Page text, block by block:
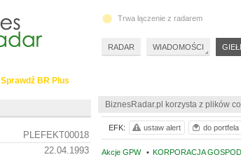
BiznesRadar.pl korzysta z plików
Akcje GPW • KORPORACJA
EFK: ustaw alert do portfela
Sprawdź BR Plus
PLEFEKT00018
22.04.1993
Trwa łączenie z radarem
RADAR WIADOMOŚCI